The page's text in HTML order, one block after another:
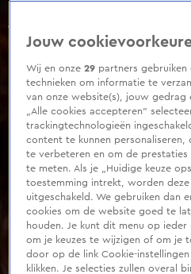
of
seconds
Jouw
Wij en onze29 partners gebruiken
technieken om informatie te
van onze website(s), jouw gedrag
„Alle cookies accepteren”
trackingtechnologieën
content te kunnen personaliseren,
te verbeteren en om de
te meten. Als je „Huidige keuze
toestemming intrekt, worden
uitgeschakeld. We gebruiken dan
cookies om de website goed te
houden. Je kunt dit menu op
om je keuzes te wijzigen of om je
door op de link Cookie-
klikken. Je selecties zullen overal